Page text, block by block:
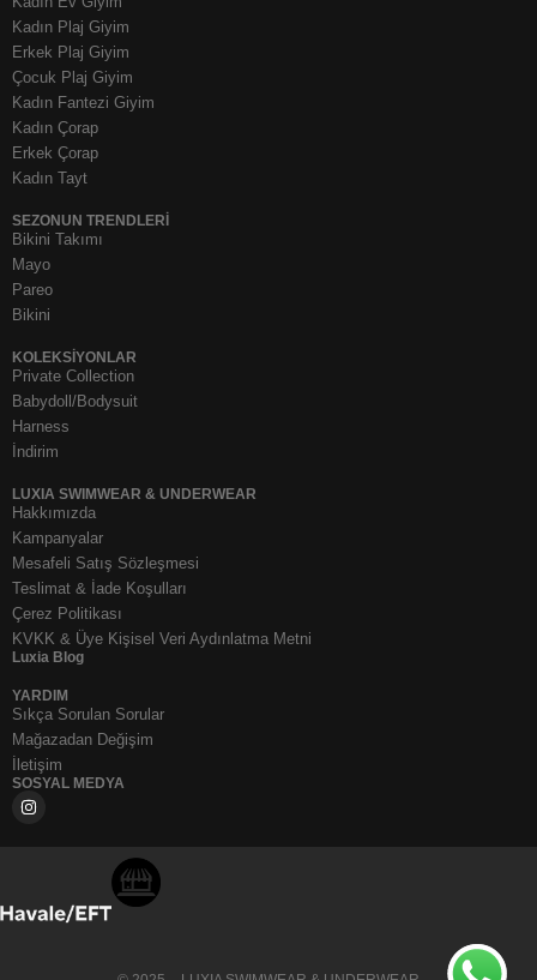
Kadın Plaj Giyim
Erkek Plaj Giyim
Çocuk Plaj Giyim
Kadın Fantezi Giyim
Kadın Çorap
Erkek Çorap
Kadın Tayt
SEZONUN TRENDLERI
Bikini Takımı
Mayo
Pareo
Bikini
KOLEKSIYONLAR
Private Collection
Babydoll/Bodysuit
Harness
İndirim
LUXIA SWIMWEAR & UNDERWEAR
Hakkımızda
Kampanyalar
Mesafeli Satış Sözleşmesi
Teslimat & İade Koşulları
Çerez Politikası
KVKK & Üye Kişisel Veri Aydınlatma Metni
Luxia Blog
YARDIM
Sıkça Sorulan Sorular
Mağazadan Değişim
İletişim
SOSYAL MEDYA